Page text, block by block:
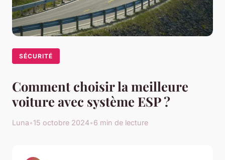
SÉCURITÉ
Comment choisir la meilleure
voiture avec système ESP ?
Luna•15 octobre 2024•6 min de lecture